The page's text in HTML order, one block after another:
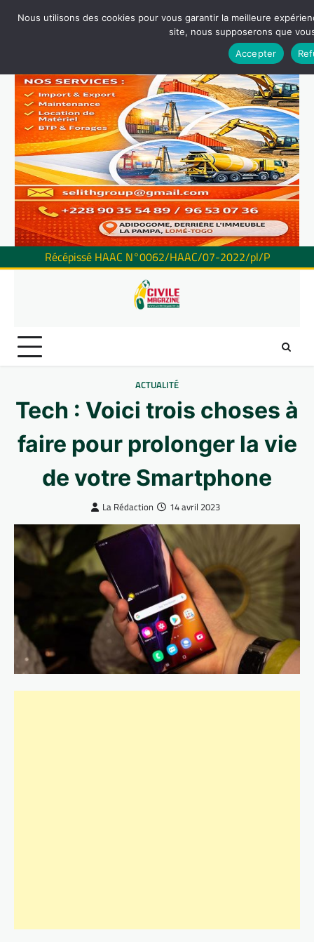
Récépissé HAAC N°0062/HAAC/07-2022/pl/P
ACTUALITÉ
Tech : Voici trois choses à
faire pour prolonger la vie
de votre Smartphone
La Rédaction 14 avril 2023
Nous utilisons des cookies pour vous garantir la meilleure
site, nous supposerons que
Accepter